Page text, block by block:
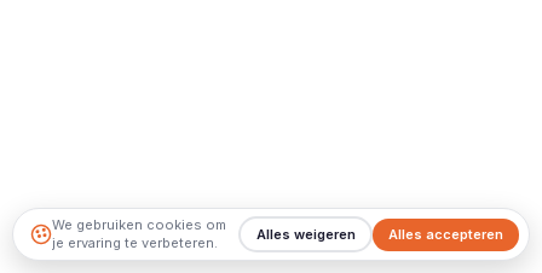
We gebruiken cookies om
je ervaring te verbeteren.
Alles accepteren
Alles weigeren